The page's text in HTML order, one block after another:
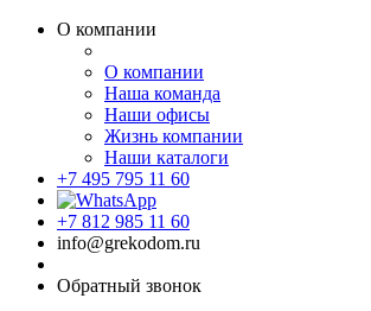
О компании
О компании
Наша команда
Наши офисы
Жизнь компании
Наши каталоги
+7 495 795 11 60
+7 812 985 11 60
info@grekodom.ru
Обратный звонок